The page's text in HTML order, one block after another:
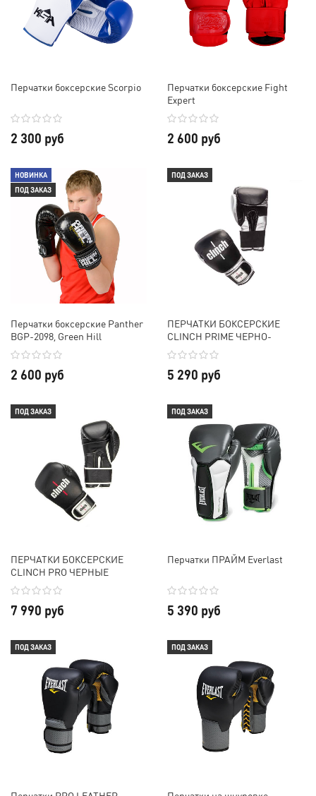
Перчатки боксерские Scorpio
2 300 руб
Перчатки боксерские Fight
Expert
2 600 руб
НОВИНКА
ПОД ЗАКАЗ
Перчатки боксерские Panther
BGP-2098, Green Hill
2 600 руб
ПОД ЗАКАЗ
ПЕРЧАТКИ БОКСЕРСКИЕ
CLINCH PRIME ЧЕРНО-
СЕРЕБРИСТЫЕ
5 290 руб
ПОД ЗАКАЗ
ПЕРЧАТКИ БОКСЕРСКИЕ
CLINCH PRO ЧЕРНЫЕ
7 990 руб
ПОД ЗАКАЗ
Перчатки ПРАЙМ Everlast
5 390 руб
ПОД ЗАКАЗ ПОД ЗАКАЗ